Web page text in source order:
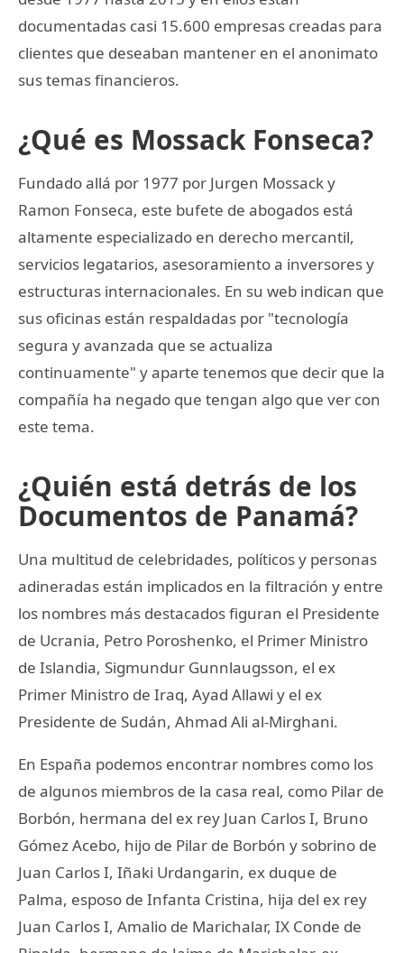
documentadas casi 15.600 empresas creadas para
clientes que deseaban mantener en el anonimato
sus temas financieros.
¿Qué es Mossack Fonseca?
Fundado allá por 1977 por Jurgen Mossack y
Ramon Fonseca, este bufete de abogados está
altamente especializado en derecho mercantil,
servicios legatarios, asesoramiento a inversores y
estructuras internacionales. En su web indican que
sus oficinas están respaldadas por "tecnología
segura y avanzada que se actualiza
continuamente" y aparte tenemos que decir que la
compañía ha negado que tengan algo que ver con
este tema.
¿Quién está detrás de los
Documentos de Panamá?
Una multitud de celebridades, políticos y personas
adineradas están implicados en la filtración y entre
los nombres más destacados figuran el Presidente
de Ucrania, Petro Poroshenko, el Primer Ministro
de Islandia, Sigmundur Gunnlaugsson, el ex
Primer Ministro de Iraq, Ayad Allawi y el ex
Presidente de Sudán, Ahmad Ali al-Mirghani.
En España podemos encontrar nombres como los
de algunos miembros de la casa real, como Pilar de
Borbón, hermana del ex rey Juan Carlos I, Bruno
Gómez Acebo, hijo de Pilar de Borbón y sobrino de
Juan Carlos I, Iñaki Urdangarin, ex duque de
Palma, esposo de Infanta Cristina, hija del ex rey
Juan Carlos I, Amalio de Marichalar, IX Conde de